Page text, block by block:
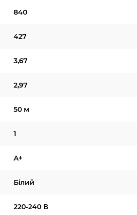
840
427
3,67
2,97
50 м
1
A+
Білий
220-240 В